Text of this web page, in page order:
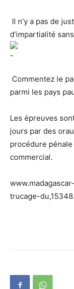
Il n’y a pas de
d’impartialité
Commentez le
parmi les pays
Les épreuves
jours par des
procédure
commercial.
trucage-